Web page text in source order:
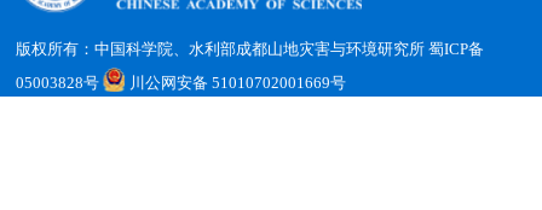
版权所有：中国科学院、水利部成都山地灾害与环境研究所蜀ICP备
05003828号
川公网安备 51010702001669号